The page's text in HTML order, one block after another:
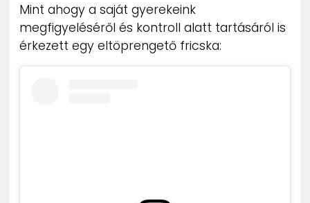
Mint ahogy a saját gyerekeink
megfigyeléséről és kontroll alatt tartásáról is
érkezett egy eltöprengető fricska: